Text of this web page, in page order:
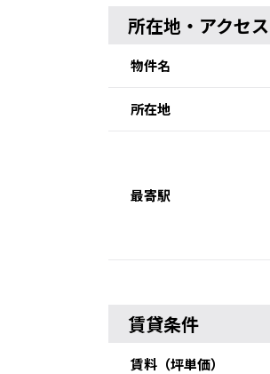
所在地・アクセス
物件名
所在地
最寄駅
賃貸条件
賃料 （坪単価）